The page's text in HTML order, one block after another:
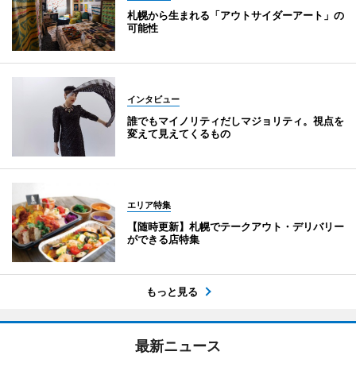
札幌から生まれる「アウトサイダーアート」の
可能性
インタビュー
誰でもマイノリティだしマジョリティ。視点を
変えて見えてくるもの
エリア特集
【随時更新】札幌でテークアウト・デリバリー
ができる店特集
もっと見る
最新ニュース